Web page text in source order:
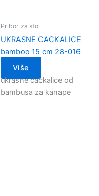
Pribor za stol
UKRASNE CACKALICE
bamboo 15 cm 28-016
Više
ukrasne cackalice od
bambusa za kanape